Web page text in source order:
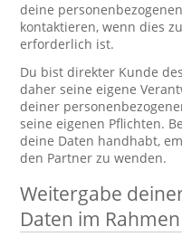
deine
kontaktieren, wenn dies
erforderlich ist.
Du bist direkter Kunde
daher seine eigene
deiner
seine eigenen Pflichten.
deine Daten handhabt,
den Partner zu wenden.
Weitergabe
Daten im